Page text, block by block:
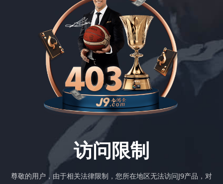
访问限制
尊敬的用户，由于相关法律限制，您所在地区无法访问J9产品，对